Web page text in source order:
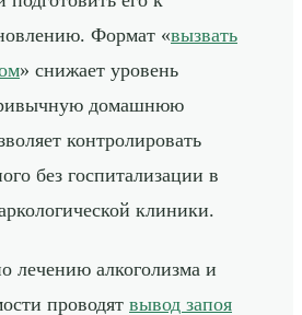
Формат «вызвать
» снижает уровень
домашнюю
контролировать
без госпитализации в
клиники.
лечению алкоголизма и
проводят вывод запоя